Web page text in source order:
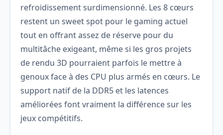
refroidissement surdimensionné. Les 8 cœurs
restent un sweet spot pour le gaming actuel
tout en offrant assez de réserve pour du
multitâche exigeant, même si les gros projets
de rendu 3D pourraient parfois le mettre à
genoux face à des CPU plus armés en cœurs. Le
support natif de la DDR5 et les latences
améliorées font vraiment la différence sur les
jeux compétitifs.